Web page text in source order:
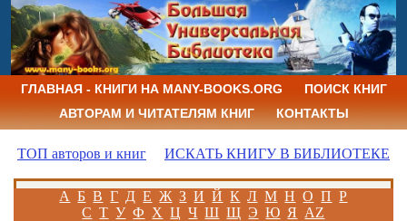
ГЛАВНАЯ - КНИГИ НА MANY-BOOKS.ORG
ПОИСК КНИГ
АВТОРАМ И ЧИТАТЕЛЯМ КНИГ
КОНТАКТЫ
ТОП авторов и книг ИСКАТЬ КНИГУ В БИБЛИОТЕКЕ
А Б В Г Д Е Ж З И Й К Л М Н О П Р
С Т У Ф Х Ц Ч Ш Щ Э Ю Я AZ